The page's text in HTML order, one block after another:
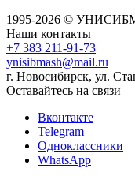
1995-2026 ©
Наши контакты
+7 383 211-91-73
ynisibmash@mail.ru
г. Новосибирск, ул.
Оставайтесь на связи
Вконтакте
Telegram
Одноклассники
WhatsApp